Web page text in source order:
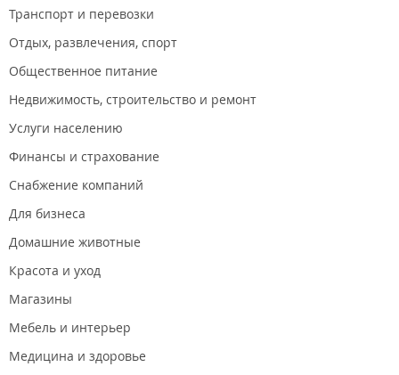
Транспорт и перевозки
Отдых, развлечения, спорт
Общественное питание
Недвижимость, строительство и ремонт
Услуги населению
Финансы и страхование
Снабжение компаний
Для бизнеса
Домашние животные
Красота и уход
Магазины
Мебель и интерьер
Медицина и здоровье